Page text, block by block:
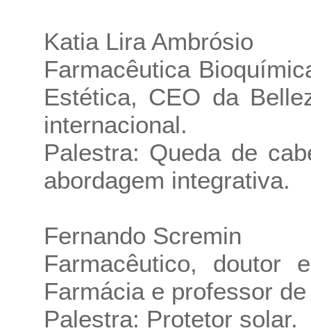
Katia Lira Ambrósio
Farmacêutica
Estética, CEO da
internacional.
Palestra: Queda de
abordagem integrativa.
Fernando Scremin
Farmacêutico, doutor
Farmácia e professor
Palestra: Protetor solar.